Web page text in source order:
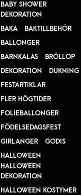
BABY SHOWER
DEKORATION
BAKA
BAKTILLBEHÖR
BALLONGER
BARNKALAS
BRÖLLOP
DEKORATION
DUKNING
FESTARTIKLAR
FLER HÖGTIDER
FOLIEBALLONGER
FÖDELSEDAGSFEST
GIRLANGER
GODIS
HALLOWEEN
HALLOWEEN
DEKORATION
HALLOWEEN KOSTYMER